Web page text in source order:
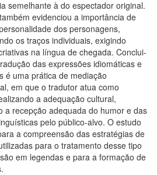
semelhante à do espectador original.
evidenciou a importância de
dos personagens,
os traços individuais, exigindo
na língua de chegada. Conclui-
das expressões idiomáticas e
é uma prática de mediação
em que o tradutor atua como
a adequação cultural,
a recepção adequada do humor e das
pelo público-alvo. O estudo
a compreensão das estratégias de
para o tratamento desse tipo
em legendas e para a formação de